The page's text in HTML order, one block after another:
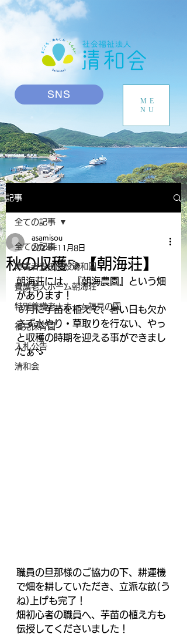
SNS
ME
NU
記事
全ての記事
障害者支援施設清和園
養護老人ホーム朝海荘
特別養護老人ホーム福見の園
福見保育園
入札公告
清和会
全ての記事
秋の収穫🍠【朝海荘】
asamisou
2024年11月8日
朝海荘には、『朝海農園』という畑
があります！
６月に芋苗を植えて、暑い日も欠か
さず水やり・草取りを行ない、やっ
と収穫の時期を迎える事ができまし
たぁ🍠
職員の旦那様のご協力の下、耕運機
で畑を耕していただき、立派な畝(う
ね)上げも完了！
畑初心者の職員へ、芋苗の植え方も
伝授してくださいました！